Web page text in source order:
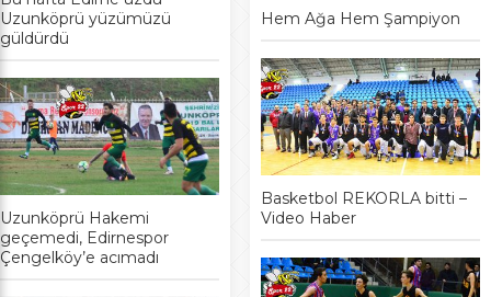
Uzunköprü yüzümüzü
güldürdü
Uzunköprü Hakemi
geçemedi, Edirnespor
Çengelköy’e acımadı
Hem Ağa Hem Şampiyon
Basketbol REKORLA bitti –
Video Haber